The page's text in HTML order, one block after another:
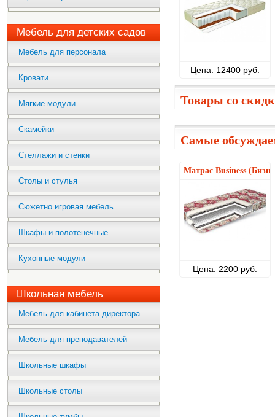
Мебель для детских садов
Мебель для персонала
Кровати
Мягкие модули
Скамейки
Стеллажи и стенки
Столы и стулья
Сюжетно игровая мебель
Шкафы и полотенечные
Кухонные модули
Школьная мебель
Мебель для кабинета директора
Мебель для преподавателей
Школьные шкафы
Школьные столы
Цена: 12400 руб.
Товары со
Самые
Матрас Business
Цена: 2200 руб.